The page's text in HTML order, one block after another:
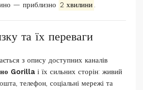
— приблизно 2 хвилини .
та їх переваги
з опису доступних каналів
Gorilla і їх сильних сторін: живий
телефон, соціальні мережі та